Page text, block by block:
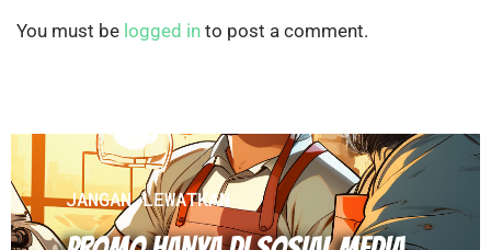
You must be logged in to post a comment.
JANGAN LEWATKAN